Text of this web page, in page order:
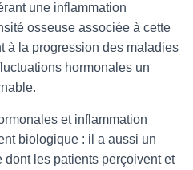
une inflammation
osseuse associée à cette
à la progression des maladies
hormonales un
et inflammation
biologique : il a aussi un
dont les patients perçoivent et